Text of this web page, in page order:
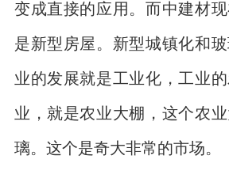
变成直接的应用。而中建材
是新型房屋。新型城镇化和
业的发展就是工业化，工业
业，就是农业大棚，这个农
璃。这个是奇大非常的市场。